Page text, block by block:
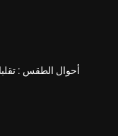
أحوال الطقس :